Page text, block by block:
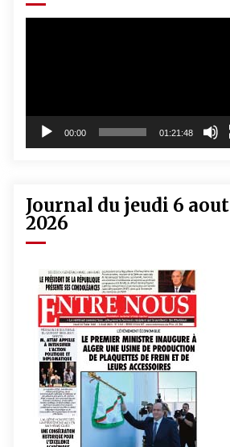
00:00 01:21:48
Journal du jeudi 6 aout
2026